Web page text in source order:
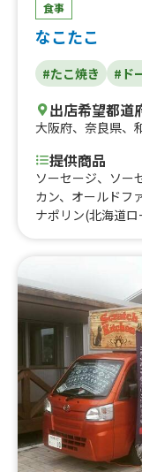
食事
なこたこ
#たこ焼き #ド
出店希望都道
大阪府、 奈良県、
提供商品
ソーセージ、ソー
カン、オールドフ
ナポリン(北海道